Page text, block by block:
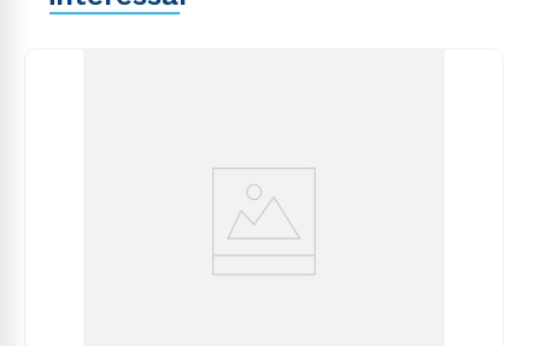
explicabo. Nemo enim ipsam voluptatem quia